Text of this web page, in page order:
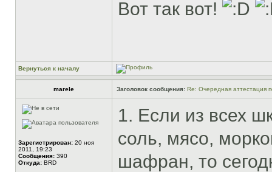
Вот так вот!
Вернуться к началу
marele Заголовок сообщения: Re: Очередная аттестация
Зарегистрирован: 20 ноя
2011, 19:23
Сообщения: 390
Откуда: BRD
1. Если из всех
соль, мясо,
шафран, то